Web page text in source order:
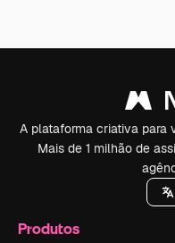
A plataforma criativa para
Mais de 1 milhão de
Produtos